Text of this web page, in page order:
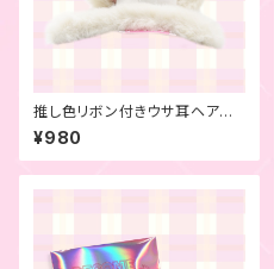
推し色リボン付きウサ耳ヘアピ
ン ホワイト
¥980